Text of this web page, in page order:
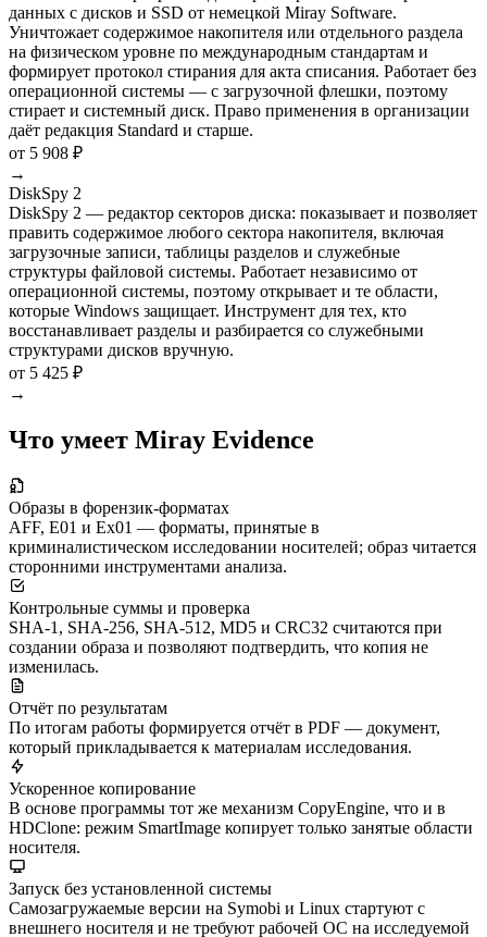
данных с дисков и SSD от немецкой Miray Software.
Уничтожает содержимое накопителя или отдельного раздела
на физическом уровне по международным стандартам и
формирует протокол стирания для акта списания. Работает без
операционной системы — с загрузочной флешки, поэтому
стирает и системный диск. Право применения в организации
даёт редакция Standard и старше.
от 5 908 ₽
→
DiskSpy 2
DiskSpy 2 — редактор секторов диска: показывает и позволяет
править содержимое любого сектора накопителя, включая
загрузочные записи, таблицы разделов и служебные
структуры файловой системы. Работает независимо от
операционной системы, поэтому открывает и те области,
которые Windows защищает. Инструмент для тех, кто
восстанавливает разделы и разбирается со служебными
структурами дисков вручную.
от 5 425 ₽
→
Что умеет Miray Evidence
Образы в форензик-форматах
AFF, E01 и Ex01 — форматы, принятые в
криминалистическом исследовании носителей; образ читается
сторонними инструментами анализа.
Контрольные суммы и проверка
SHA-1, SHA-256, SHA-512, MD5 и CRC32 считаются при
создании образа и позволяют подтвердить, что копия не
изменилась.
Отчёт по результатам
По итогам работы формируется отчёт в PDF — документ,
который прикладывается к материалам исследования.
Ускоренное копирование
В основе программы тот же механизм CopyEngine, что и в
HDClone: режим SmartImage копирует только занятые области
носителя.
Запуск без установленной системы
Самозагружаемые версии на Symobi и Linux стартуют с
внешнего носителя и не требуют рабочей ОС на исследуемой